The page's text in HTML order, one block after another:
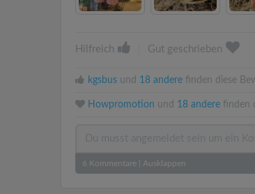
Hilfreich Gut geschrieben
kgsbus und 18 andere finden diese
Howpromotion und 18 andere finden
6 Kommentare Ausklappen